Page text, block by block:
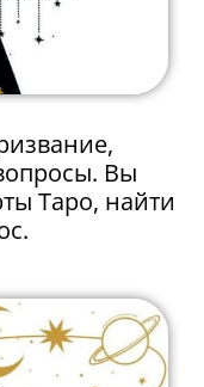
Вы
Таро, найти